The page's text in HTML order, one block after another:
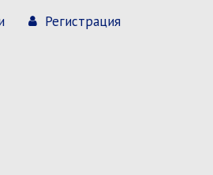
Регистрация